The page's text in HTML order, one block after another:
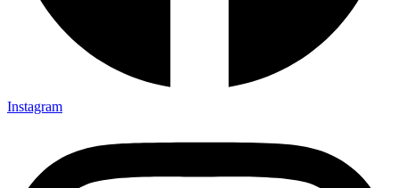
Instagram